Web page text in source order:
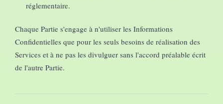
réglementaire.
Chaque Partie s'engage à n'utiliser les Informations
Confidentielles que pour les seuls besoins de réalisation des
Services et à ne pas les divulguer sans l'accord préalable écrit
de l'autre Partie.